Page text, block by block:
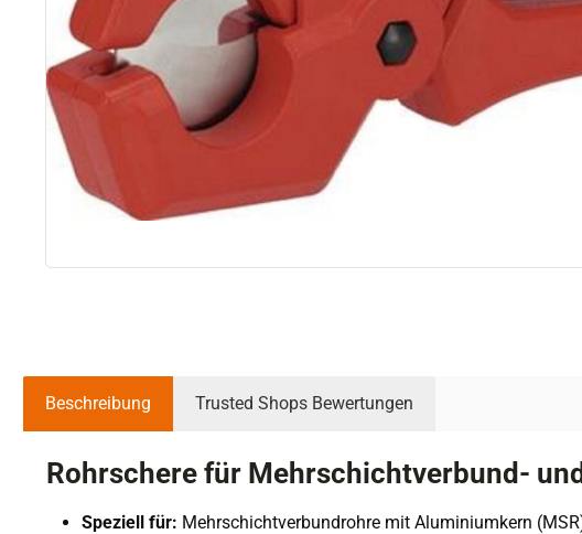
Beschreibung Trusted Shops Bewertungen
Rohrschere für Mehrschichtverbund-
Speziell für: Mehrschichtverbundrohre mit Aluminiumkern